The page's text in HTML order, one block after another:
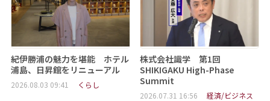
紀伊勝浦の魅力を堪能 ホテル
浦島、日昇館をリニューアル
2026.08.03 09:41 くらし
株式会社識学 第1回
SHIKIGAKU High-Phase
Summit
2026.07.31 16:56 経済/ビジネス